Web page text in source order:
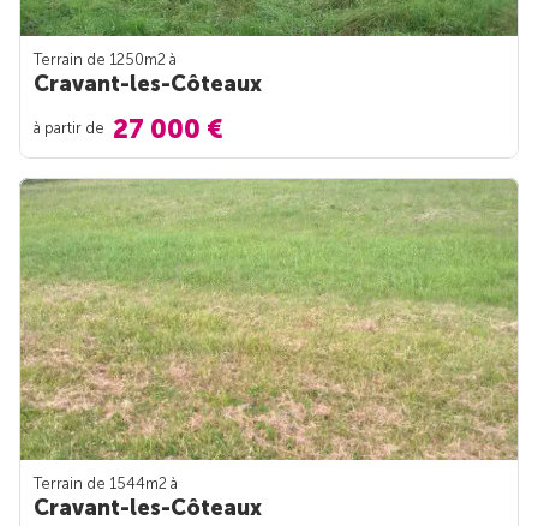
Terrain de 1250m2 à
Cravant-les-Côteaux
à partir de 27 000 €
Terrain de 1544m2 à
Cravant-les-Côteaux